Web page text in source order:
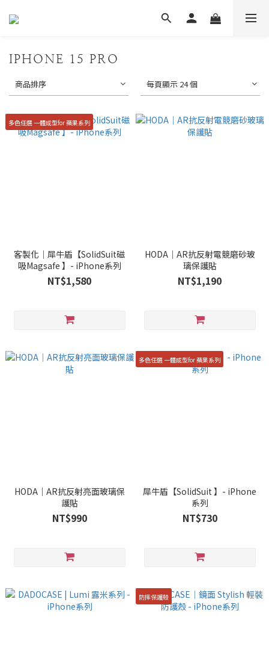
IPHONE 15 PRO
商品排序 每頁顯示 24 個
多色任選 一體成型for 蘋果系列
客製化｜犀牛盾【SolidSuit磁
吸Magsafe 】- iPhone系列
NT$1,580
HODA｜AR抗反射電競磨砂玻
璃保護貼
NT$1,190
HODA｜AR抗反射亮面玻璃保
護貼
NT$990
多色任選 一體成型for 蘋果系列
犀牛盾【SolidSuit 】- iPhone
系列
NT$730
防摔保護殼